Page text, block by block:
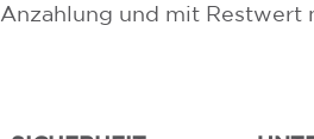
und mit Restwert